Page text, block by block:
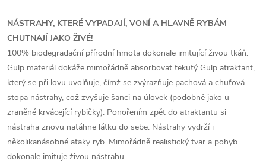
NÁSTRAHY, KTERÉ VYPADAJÍ, VONÍ A HLAVNĚ RYBÁM
CHUTNAJÍ JAKO ŽIVÉ!
100% biodegradační přírodní hmota dokonale imitující živou tkáň.
Gulp materiál dokáže mimořádně absorbovat tekutý Gulp atraktant,
který se při lovu uvolňuje, čímž se zvýrazňuje pachová a chuťová
stopa nástrahy, což zvyšuje šanci na úlovek (podobně jako u
zraněné krvácející rybičky). Ponořením zpět do atraktantu si
nástraha znovu natáhne látku do sebe. Nástrahy vydrží i
několikanásobné ataky ryb. Mimořádně realistický tvar a pohyb
dokonale imituje živou nástrahu.